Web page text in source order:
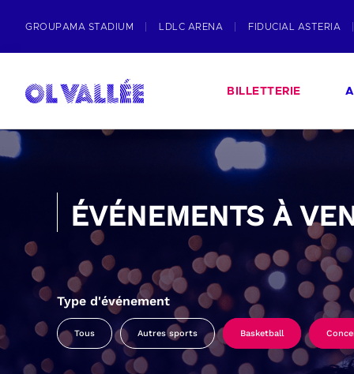
GROUPAMA STADIUM LDLC ARENA FIDUCIAL ASTERIA
BILLETTERIE
ÉVÉNEMENTS À
Type d'événement
Tous Autres sports Basketball